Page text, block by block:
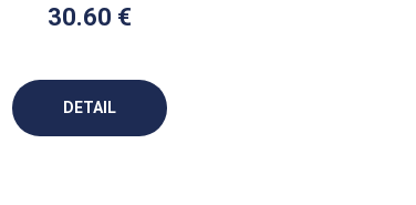
30.60 €
DETAIL